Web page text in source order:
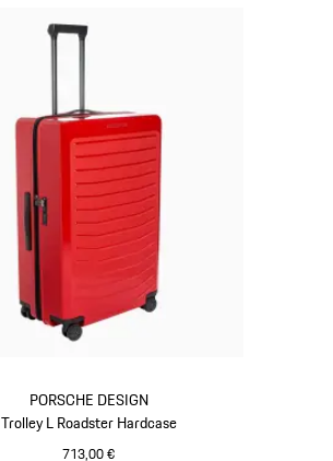
PORSCHE DESIGN
Trolley L Roadster Hardcase
713,00 €